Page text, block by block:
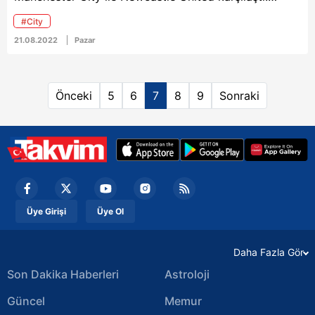
Nefesleri kesen mücadele, 3-3 beraberlik ile
sonuçlandı. Guardiola'nın öğrencileri soğuk terler
dökerken, Bernardo Silva takımı kurtaran isim oldu.
geçmedi. İşte detaylar...
#City
21.08.2022 Pazar
Önceki 5 6 7 8 9 Sonraki
Üye Girişi Üye Ol
Daha Fazla Gör
Son Dakika Haberleri
Güncel
Astroloji
Memur